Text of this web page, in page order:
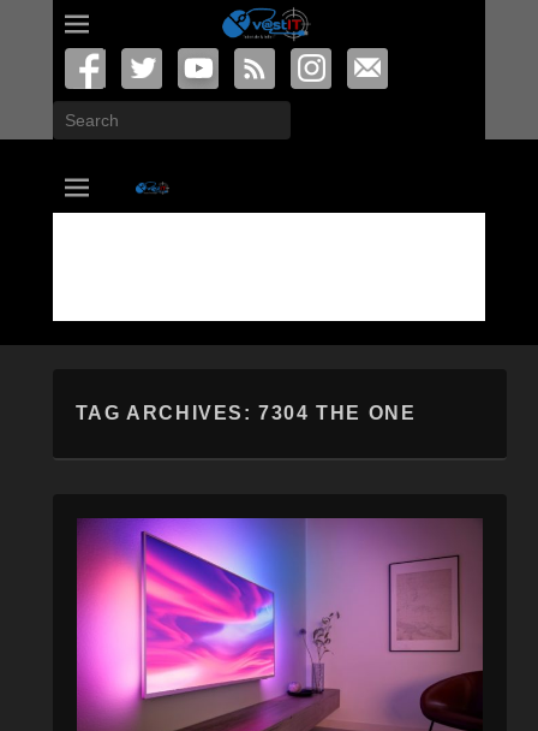
Search
vastIT.ro
Blog de Tehnologie
TAG ARCHIVES:7304 THE ONE